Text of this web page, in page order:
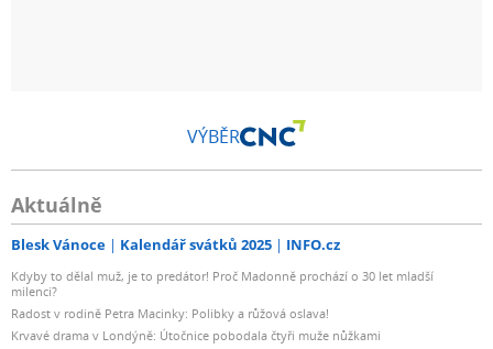
VÝBĚR
Aktuálně
Blesk Vánoce Kalendář svátků 2025 INFO.cz
Kdyby to dělal muž, je to predátor! Proč Madonně prochází o 30 let mladší
milenci?
Radost v rodině Petra Macinky: Polibky a růžová oslava!
Krvavé drama v Londýně: Útočnice pobodala čtyři muže nůžkami